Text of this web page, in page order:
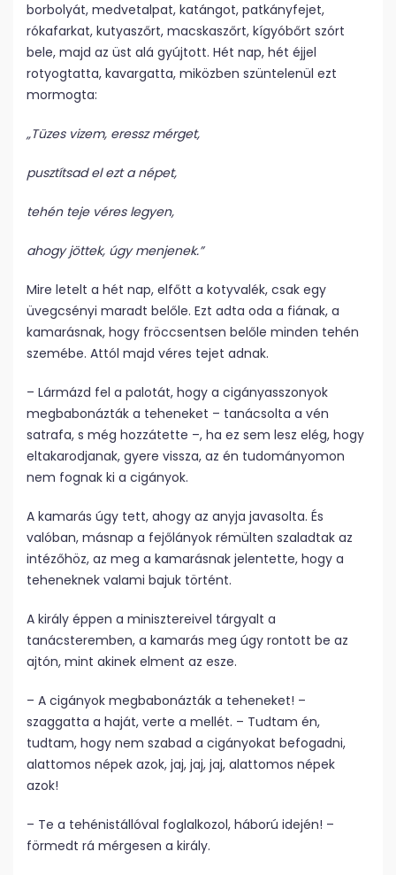
borbolyát, medvetalpat, katángot, patkányfejet,
rókafarkat, kutyaszőrt, macskaszőrt, kígyóbőrt szórt
bele, majd az üst alá gyújtott. Hét nap, hét éjjel
rotyogtatta, kavargatta, miközben szüntelenül ezt
mormogta:
„Tüzes vizem, eressz mérget,
pusztítsad el ezt a népet,
tehén teje véres legyen,
ahogy jöttek, úgy menjenek.”
Mire letelt a hét nap, elfőtt a kotyvalék, csak egy
üvegcsényi maradt belőle. Ezt adta oda a fiának, a
kamarásnak, hogy fröccsentsen belőle minden tehén
szemébe. Attól majd véres tejet adnak.
– Lármázd fel a palotát, hogy a cigányasszonyok
megbabonázták a teheneket – tanácsolta a vén
satrafa, s még hozzátette –, ha ez sem lesz elég, hogy
eltakarodjanak, gyere vissza, az én tudományomon
nem fognak ki a cigányok.
A kamarás úgy tett, ahogy az anyja javasolta. És
valóban, másnap a fejőlányok rémülten szaladtak az
intézőhöz, az meg a kamarásnak jelentette, hogy a
teheneknek valami bajuk történt.
A király éppen a minisztereivel tárgyalt a
tanácsteremben, a kamarás meg úgy rontott be az
ajtón, mint akinek elment az esze.
– A cigányok megbabonázták a teheneket! –
szaggatta a haját, verte a mellét. – Tudtam én,
tudtam, hogy nem szabad a cigányokat befogadni,
alattomos népek azok, jaj, jaj, jaj, alattomos népek
azok!
– Te a tehénistállóval foglalkozol, háború idején! –
förmedt rá mérgesen a király.